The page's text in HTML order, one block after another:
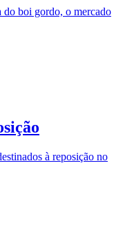
do boi gordo, o mercado
à reposição no